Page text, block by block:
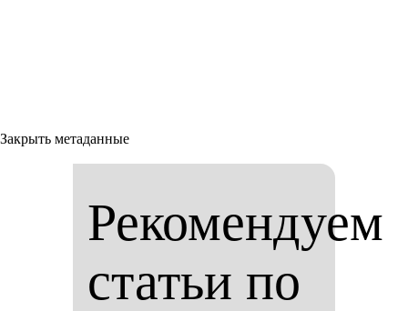
Закрыть метаданные
Рекомендуем
статьи по